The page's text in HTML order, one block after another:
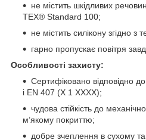
не містить шкідливих
TEX® Standard 100;
не містить силікону згідно з
гарно пропускає повітря
Особливості захисту:
Сертифіковано відповідно
і EN 407 (X 1 XXXX);
чудова стійкість до
м’якому покриттю;
добре зчеплення в сухому